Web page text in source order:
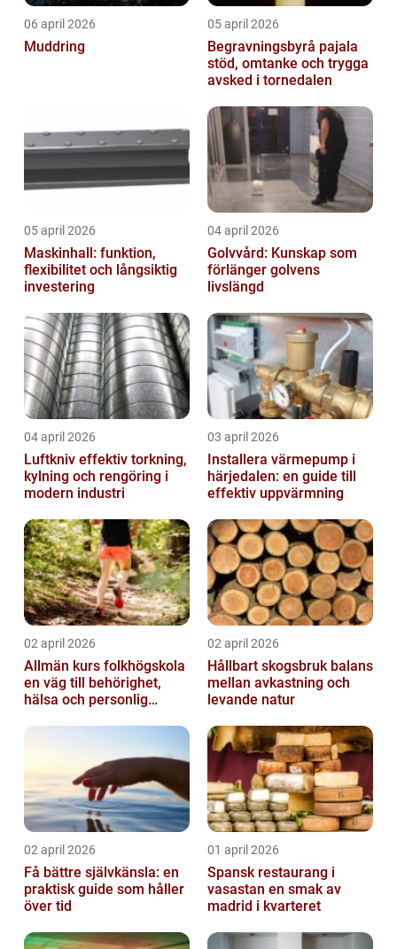
06 april 2026
Muddring
05 april 2026
Begravningsbyrå pajala
stöd, omtanke och trygga
avsked i tornedalen
05 april 2026
Maskinhall: funktion,
flexibilitet och långsiktig
investering
04 april 2026
Golvvård: Kunskap som
förlänger golvens
livslängd
04 april 2026
Luftkniv effektiv torkning,
kylning och rengöring i
modern industri
03 april 2026
Installera värmepump i
härjedalen: en guide till
effektiv uppvärmning
02 april 2026
Allmän kurs folkhögskola
en väg till behörighet,
hälsa och personlig
02 april 2026
Hållbart skogsbruk balans
mellan avkastning och
levande natur
02 april 2026
Få bättre självkänsla: en
praktisk guide som håller
över tid
01 april 2026
Spansk restaurang i
vasastan en smak av
madrid i kvarteret